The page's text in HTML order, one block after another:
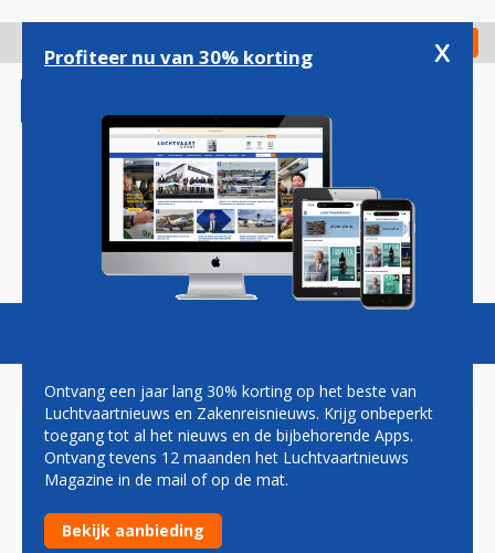
gaan
Check in
Magazine Podcasts Vacatures
ICAO: RUSLAND SCHULDIG
AAN NEERHALEN VLUCHT
MH17
Profiteer nu van 30% korting x
Ontvang een jaar lang 30% korting op het beste van
Luchtvaartnieuws en Zakenreisnieuws. Krijg onbeperkt
toegang tot al het nieuws en de bijbehorende Apps.
Ontvang tevens 12 maanden het Luchtvaartnieuws
Magazine in de mail of op de mat.
Bekijk aanbieding